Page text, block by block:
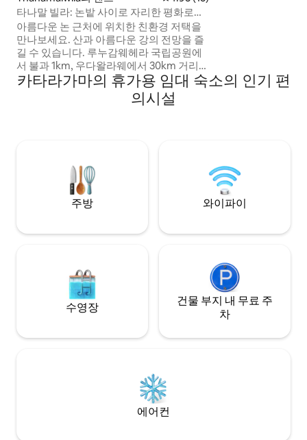
타나말 빌라: 논밭 사이로 자리한 평화로운
휴양지
아름다운 논 근처에 위치한 친환경 저택을
만나보세요. 산과 아름다운 강의 전망을 즐
길 수 있습니다. 루누감웨헤라 국립공원에
서 불과 1km, 우다왈라웨에서 30km 거리에
있어 인파를 피해 사파리를 즐길 수 있습니
다. 타나말윌라 호수에서 낚시를 즐겨보세
요. 타나말윌라 버스 정류장에서 150미터
나홀로 여행객에게 적합합니다. 인기 관광
지 엘라에서 불과 61km 거리에 있습니다.
카타라가마의 휴가용 임대 숙소의 인기 편
의시설
주방 와이파이
수영장
건물 부지 내 무료 주
차
에어컨